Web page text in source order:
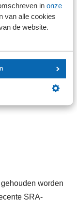
in onze
van alle cookies
de website.
worden
SRA-